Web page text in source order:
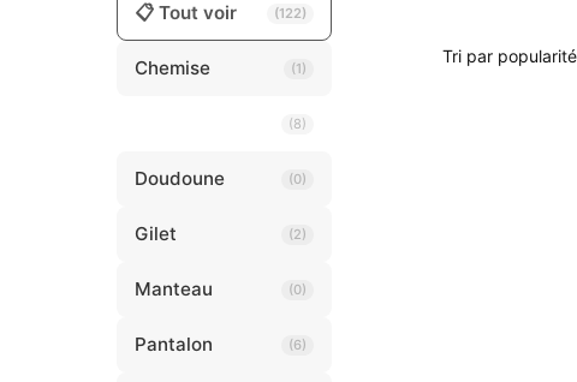
📋 Tout voir (122)
Chemise (1)
(8)
Doudoune (0)
Gilet (2)
Manteau (0)
Pantalon (6)